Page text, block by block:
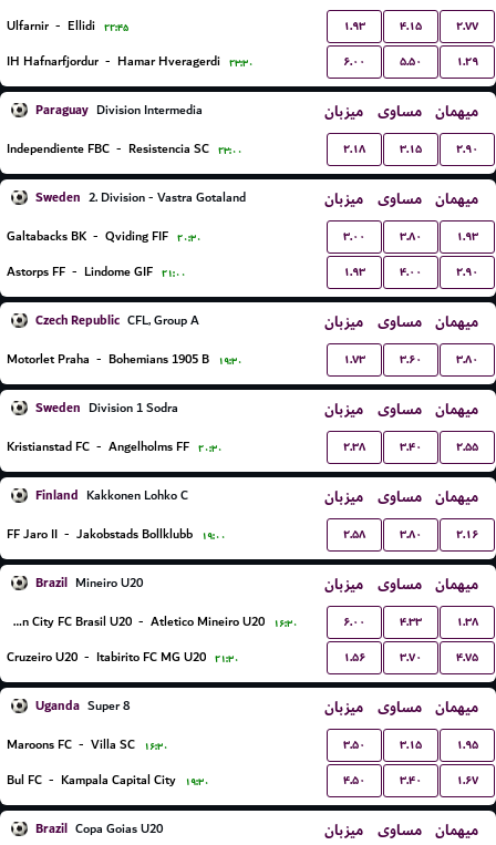
Ulfarnir - Ellidi ۲۲:۴۵ ۱.۹۳ ۴.۱۵ ۲.۷۷
IH Hafnarfjordur - Hamar Hveragerdi ۲۳:۳۰ ۶.۰۰ ۵.۵۰ ۱.۲۹
Paraguay Division Intermedia میزبان مساوی میهمان
Independiente FBC - Resistencia SC ۲۳:۰۰ ۲.۱۸ ۳.۱۵ ۲.۹۰
Sweden 2. Division - Vastra Gotaland میزبان مساوی میهمان
Galtabacks BK - Qviding FIF ۲۰:۳۰ ۳.۰۰ ۳.۸۰ ۱.۹۳
Astorps FF - Lindome GIF ۲۱:۰۰ ۱.۹۳ ۴.۰۰ ۲.۹۰
Czech Republic CFL, Group A میزبان مساوی میهمان
Motorlet Praha - Bohemians 1905 B ۱۹:۳۰ ۱.۷۳ ۳.۶۰ ۳.۸۰
Sweden Division 1 Sodra میزبان مساوی میهمان
Kristianstad FC - Angelholms FF ۲۰:۳۰ ۲.۳۸ ۳.۴۰ ۲.۵۵
Finland Kakkonen Lohko C میزبان مساوی میهمان
FF Jaro II - Jakobstads Bollklubb ۱۹:۰۰ ۲.۵۸ ۳.۸۰ ۲.۱۶
Brazil Mineiro U20 میزبان مساوی میهمان
Boston City FC Brasil U20 - Atletico Mineiro U20 ۱۶:۳۰ ۶.۰۰ ۴.۳۳ ۱.۳۸
Cruzeiro U20 - Itabirito FC MG U20 ۲۱:۳۰ ۱.۵۶ ۳.۷۰ ۴.۷۵
Uganda Super 8 میزبان مساوی میهمان
Maroons FC - Villa SC ۱۶:۳۰ ۳.۵۰ ۳.۱۵ ۱.۹۵
Bul FC - Kampala Capital City ۱۹:۳۰ ۴.۵۰ ۳.۴۰ ۱.۶۷
Brazil Copa Goias U20 میزبان مساوی میهمان